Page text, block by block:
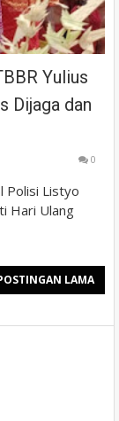
Yulius
Dijaga dan
0
Polisi Listyo
Hari Ulang
LAMA